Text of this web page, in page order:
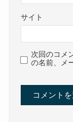
サイト
次回のコメ
の名前、メ